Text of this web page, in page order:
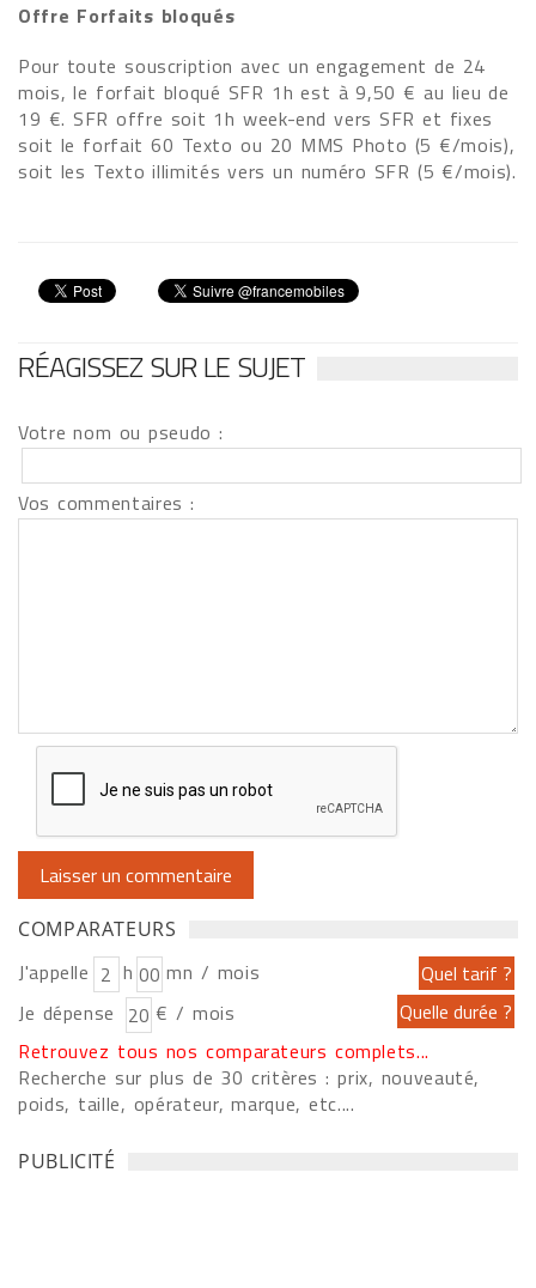
Offre Forfaits bloqués
Pour toute souscription avec un engagement de 24
mois, le forfait bloqué SFR 1h est à 9,50 € au lieu de
19 €. SFR offre soit 1h week-end vers SFR et fixes
soit le forfait 60 Texto ou 20 MMS Photo (5 €/mois),
soit les Texto illimités vers un numéro SFR (5 €/mois).
RÉAGISSEZ SUR LE SUJET
Votre nom ou pseudo :
Vos commentaires :
COMPARATEURS
J'appelle h
mn / mois
Je dépense
€ / mois
Retrouvez tous nos comparateurs complets...
Recherche sur plus de 30 critères : prix, nouveauté,
poids, taille, opérateur, marque, etc....
PUBLICITÉ